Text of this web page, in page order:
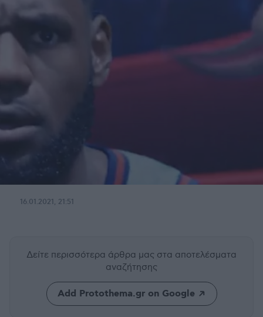
16.01.2021, 21:51
Δείτε περισσότερα άρθρα μας στα αποτελέσματα
αναζήτησης
Add Protothema.gr on Google